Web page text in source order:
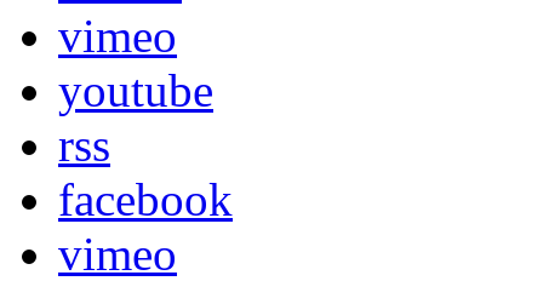
vimeo
youtube
rss
facebook
vimeo